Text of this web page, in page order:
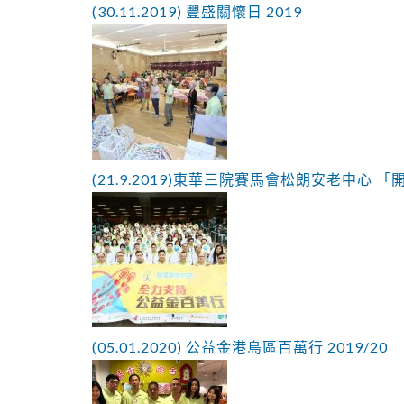
(30.11.2019) 豐盛關懷日 2019
(21.9.2019)東華三院賽馬會松朗安老中心 「
(05.01.2020) 公益金港島區百萬行 2019/20